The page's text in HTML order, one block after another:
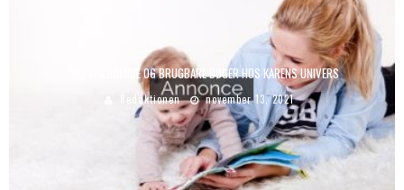
FIND SPÆNDENDE OG BRUGBARE BØGER HOS KARENS UNIVERS
Redaktionen november 13, 2021